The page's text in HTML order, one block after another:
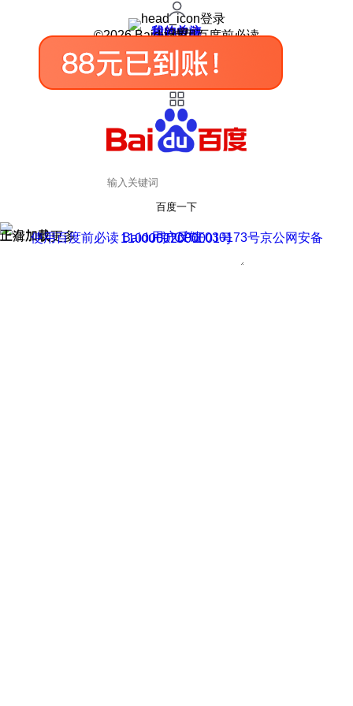
登录
我的关注
我的收藏
皮肤中心
用户反馈
设置
©2026 Baidu 使用百度前必读
百度一下
正在加载
上滑加载更多 用户反馈
使用百度前必读 Baidu 京ICP证030173号
京公网安备11000002000001号